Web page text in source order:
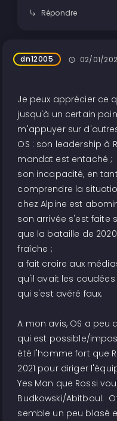
Répondre
dn12005 02/01/
Je peux apprécier ce
jusqu'à un certain
m'appuyer sur
OS : son leadership à
mandat est entaché ;
son incapacité, en
comprendre la
chez Alpine est
son arrivée s'est faite
que la bataille de
fraîche ;
a fait croire aux
qu'il avait les coudées
qui s'est avéré faux.
A mon avis, OS a peu
qui est possible/
été l'homme fort que
2021 pour diriger
Yes Man que Rossi
Budkowski/Abitboul.
semble un peu blasé